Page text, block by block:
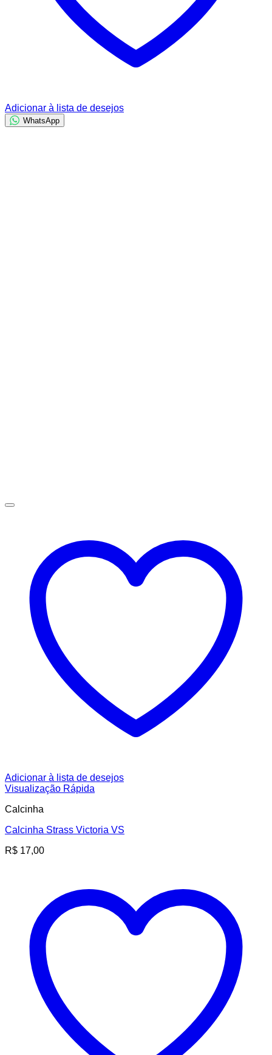
Adicionar à lista de desejos
WhatsApp
Adicionar à lista de desejos
Visualização Rápida
Calcinha
Calcinha Strass Victoria VS
R$ 17,00